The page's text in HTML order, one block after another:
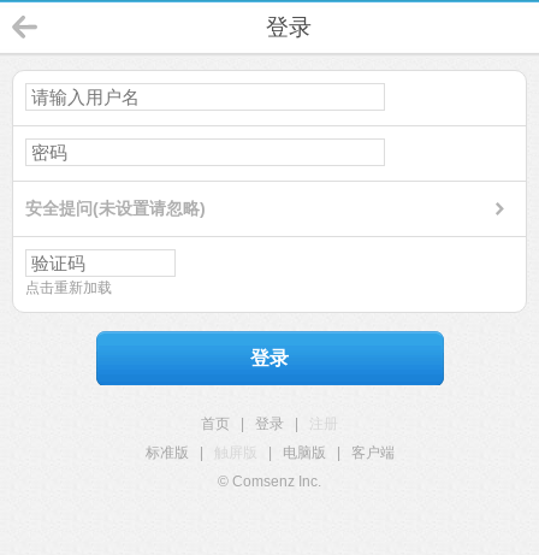
登录
安全提问(未设置请忽略)
点击重新加载
登录
首页 登录
注册
标准版
触屏版 电脑版
客户端
© Comsenz Inc.